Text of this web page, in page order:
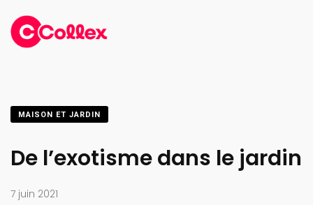
MAISON ET JARDIN
De l’exotisme dans le jardin
7 juin 2021